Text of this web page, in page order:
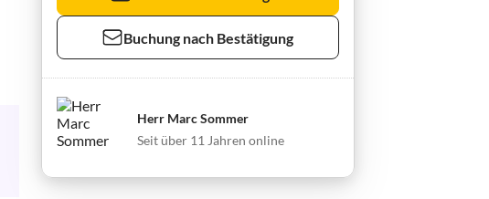
Buchung nach Bestätigung
Herr Marc Sommer
Seit über 11 Jahren online